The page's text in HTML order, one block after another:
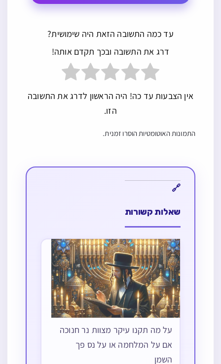
עד כמה התשובה הזאת היה שימושית?
דרג את התשובה ובכך תקדם אותה!
אין הצבעות עד כה! היה הראשון לדרג את התשובה
הזו.
התמונות האוטומטיות הוסרו זמנית.
שאלות קשורות
על מה תקנו עיקר מצוות נר חנוכה
אם על המלחמה או על נס פך
השמן